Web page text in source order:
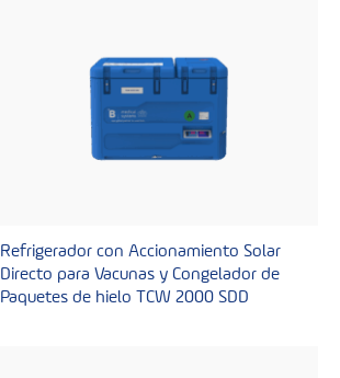
Refrigerador con Accionamiento Solar
Directo para Vacunas y Congelador de
Paquetes de hielo TCW 2000 SDD